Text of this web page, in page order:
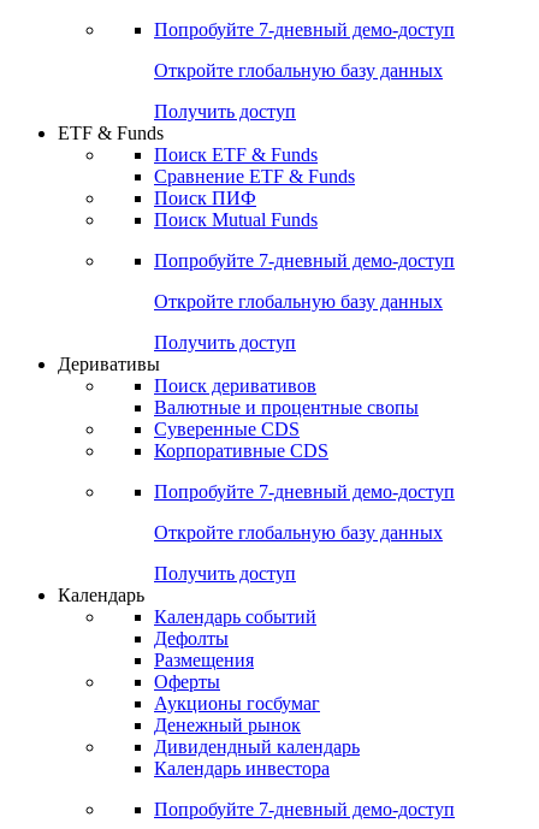
Попробуйте 7-дневный демо-доступ
Откройте глобальную базу данных
Получить доступ
ETF & Funds
Поиск ETF & Funds
Сравнение ETF & Funds
Поиск ПИФ
Поиск Mutual Funds
Попробуйте 7-дневный демо-доступ
Откройте глобальную базу данных
Получить доступ
Деривативы
Поиск деривативов
Валютные и процентные свопы
Суверенные CDS
Корпоративные CDS
Попробуйте 7-дневный демо-доступ
Откройте глобальную базу данных
Получить доступ
Календарь
Календарь событий
Дефолты
Размещения
Оферты
Аукционы госбумаг
Денежный рынок
Дивидендный календарь
Календарь инвестора
Попробуйте 7-дневный демо-доступ